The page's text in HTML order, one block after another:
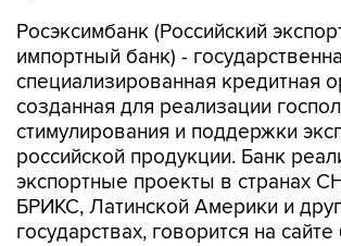
Росэксимбанк (Российский
импортный банк) -
специализированная кредитная
созданная для реализации
стимулирования и поддержки
российской продукции. Банк
экспортные проекты в странах
БРИКС, Латинской Америки и
государствах, говорится на сайте